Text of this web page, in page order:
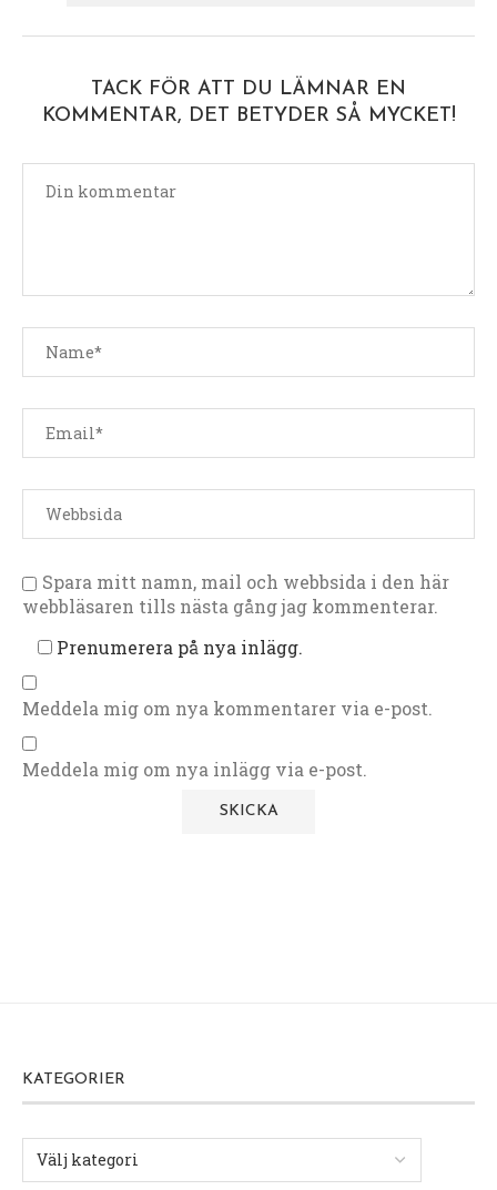
TACK FÖR ATT DU LÄMNAR EN
KOMMENTAR, DET BETYDER SÅ MYCKET!
Spara mitt namn, mail och webbsida i den här
webbläsaren tills nästa gång jag kommenterar.
Prenumerera på nya inlägg.
Meddela mig om nya kommentarer via e-post.
Meddela mig om nya inlägg via e-post.
KATEGORIER